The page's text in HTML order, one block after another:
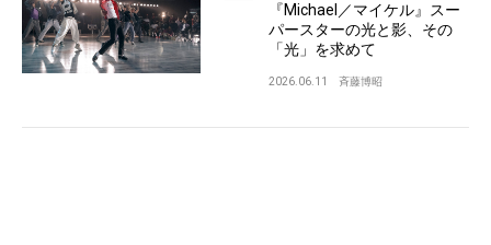
『Michael／マイケル』スー
パースターの光と影、その
「光」を求めて
2026.06.11 斉藤博昭